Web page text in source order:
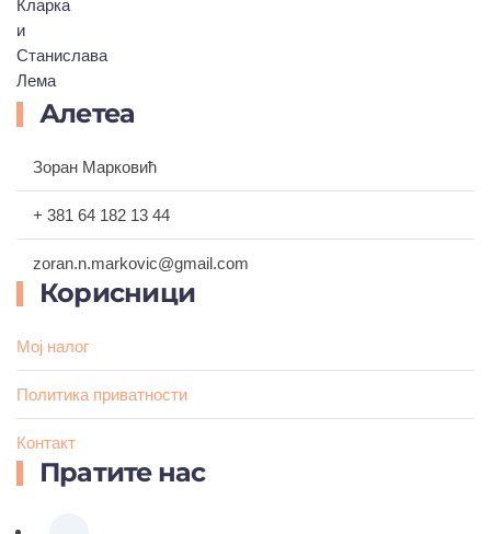
Алетеа
Зоран Марковић
+ 381 64 182 13 44
zoran.n.markovic@gmail.com
Корисници
Мој налог
Политика приватности
Контакт
Пратите нас